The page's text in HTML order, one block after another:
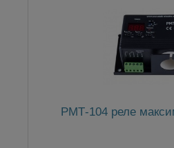
РМТ-104 реле